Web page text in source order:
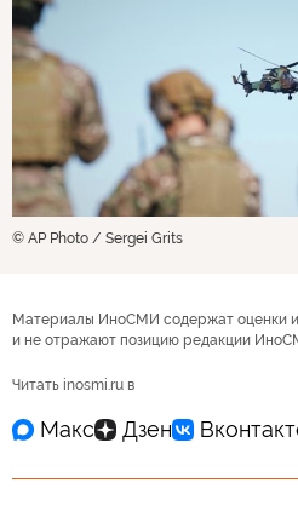
© AP Photo / Sergei Grits
Материалы ИноСМИ содержат оценки
и не отражают позицию редакции
Читать inosmi.ru в